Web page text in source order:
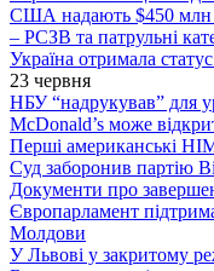
США надають $450 млн
– РСЗВ та патрульні
Україна отримала
23 червня
НБУ “надрукував” для
McDonald’s може
Перші американські
Суд заборонив партію
Документи про
Європарламент
Молдови
У Львові у закритому